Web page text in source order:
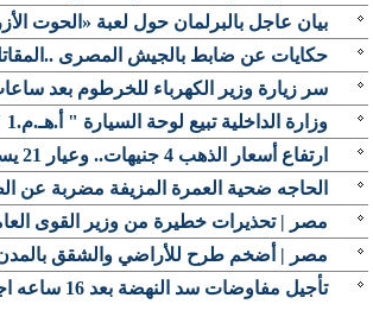
بيان عاجل بالبرلمان حول لعبة «الحوت
حكايات عن ضابط بالجيش المصرى
سر زيارة وزير الكهرباء للخرطوم بعد
وزارة الداخلية تبيع لوحة السيارة " أ.هـ.م.1 " بحوالى 2 مليون جنيه
ارتفاع أسعار الذهب 4 جنيهات.. وعيار 21 يسجل 654 جنيها للجرام
الحاجه ضحية العمرة المزيفة مضربة عن
مصر | تحذيرات خطيرة من وزير القوى
مصر | أضخم طرح للأراضي والشقق بالمدن
تأجيل مفاوضات سد النهضة بعد 16 ساعه اجتماع